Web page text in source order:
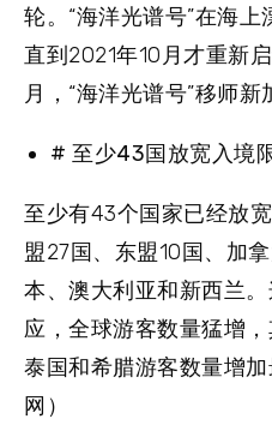
轮。“海洋光谱号”在海
直到2021年10月才重新
月，“海洋光谱号”移师新
# 至少43国放宽入境
至少有43个国家已经放
盟27国、东盟10国、加
本、澳大利亚和新西兰
应，全球游客数量猛增
泰国和希腊游客数量增
网）